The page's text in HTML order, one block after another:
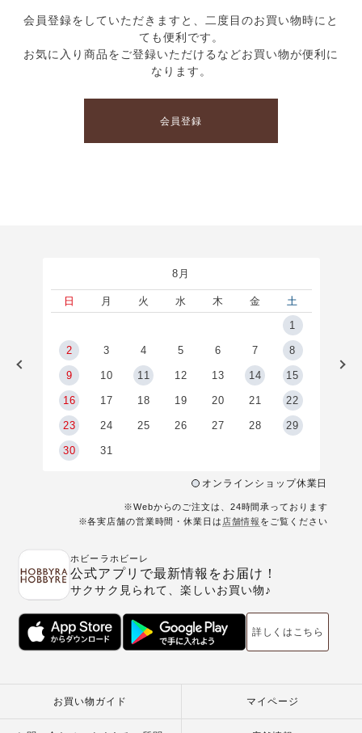
会員登録をしていただきますと、二度目のお買い物時にと
ても便利です。
お気に入り商品をご登録いただけるなどお買い物が便利に
なります。
会員登録
8月
日 月 火 水 木 金
土
1
2 3 4 5 6 7 8
9 10 11 12 13 14 15
16 17 18 19 20 21 22
23 24 25 26 27 28 29
30 31
オンラインショップ休業日
※Webからのご注文は、24時間承っております
※各実店舗の営業時間・休業日は 店舗情報 をご覧ください
ホビーラホビーレ
公式アプリで最新情報をお届け！
サクサク見られて、楽しいお買い物♪
詳しくはこちら
お買い物ガイド マイページ